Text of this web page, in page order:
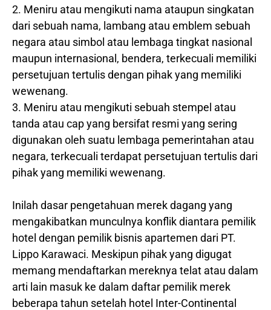
2. Meniru atau mengikuti nama ataupun singkatan
dari sebuah nama, lambang atau emblem sebuah
negara atau simbol atau lembaga tingkat nasional
maupun internasional, bendera, terkecuali memiliki
persetujuan tertulis dengan pihak yang memiliki
wewenang.
3. Meniru atau mengikuti sebuah stempel atau
tanda atau cap yang bersifat resmi yang sering
digunakan oleh suatu lembaga pemerintahan atau
negara, terkecuali terdapat persetujuan tertulis dari
pihak yang memiliki wewenang.
Inilah dasar pengetahuan merek dagang yang
mengakibatkan munculnya konflik diantara pemilik
hotel dengan pemilik bisnis apartemen dari PT.
Lippo Karawaci. Meskipun pihak yang digugat
memang mendaftarkan mereknya telat atau dalam
arti lain masuk ke dalam daftar pemilik merek
beberapa tahun setelah hotel Inter-Continental